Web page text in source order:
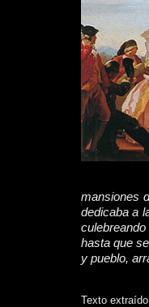
mansiones
dedicaba a
hasta que
y pueblo,
Texto